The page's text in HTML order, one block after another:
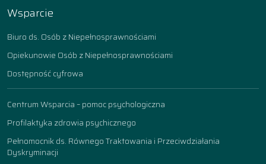
Wsparcie
Biuro ds. Osób z Niepełnosprawnościami
Opiekunowie Osób z Niepełnosprawnościami
Dostępność cyfrowa
Centrum Wsparcia – pomoc psychologiczna
Profilaktyka zdrowia psychicznego
Pełnomocnik ds. Równego Traktowania i Przeciwdziałania
Dyskryminacji